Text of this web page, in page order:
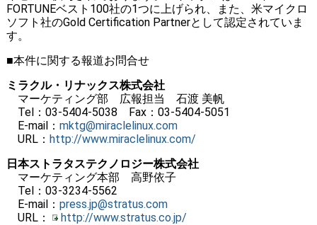
FORTUNEベスト100社の1つに上げられ、また、米マイクロ
ソフト社のGold Certification Partnerとして認定されていま
す。
■本件に関する報道お問合せ
ミラクル・リナックス株式会社
マーケティング部 広報担当 石渡 美帆
Tel：03-5404-5038 Fax：03-5404-5051
E-mail： mktg@miraclelinux.com
URL： http://www.miraclelinux.com/
日本ストラタステクノロジー株式会社
マーケティング本部 高野依子
Tel：03-3234-5562
E-mail： press.jp@stratus.com
URL：
http://www.stratus.co.jp/